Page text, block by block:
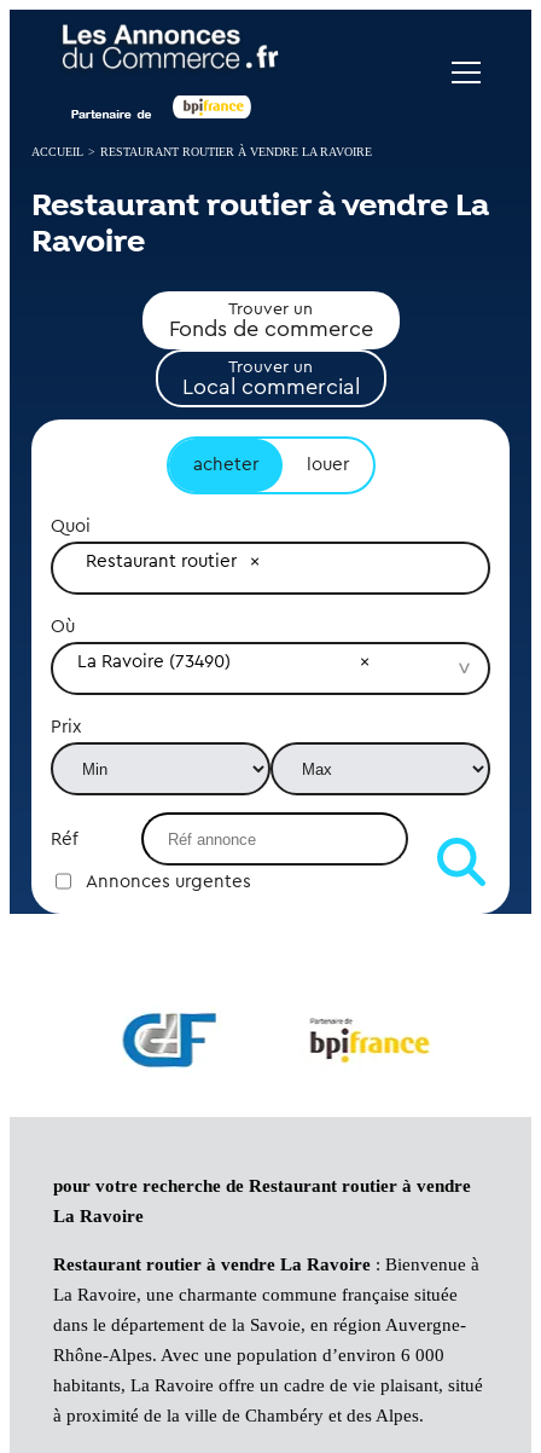
ACCUEIL > RESTAURANT ROUTIER À VENDRE LA RAVOIRE
Restaurant routier à vendre La
Ravoire
Trouver un
Fonds de commerce
Trouver un
Local commercial
acheter louer
Quoi
Restaurant routier
Où
La Ravoire (73490)
Prix
Réf
Annonces urgentes
pour votre recherche de Restaurant routier à vendre
La Ravoire
Restaurant routier à vendre La Ravoire: Bienvenue à
La Ravoire, une charmante commune française située
dans le département de la Savoie, en région Auvergne-
Rhône-Alpes. Avec une population d’environ 6 000
habitants, La Ravoire offre un cadre de vie plaisant, situé
à proximité de la ville de Chambéry et des Alpes.
Panneau de gestion des cookies